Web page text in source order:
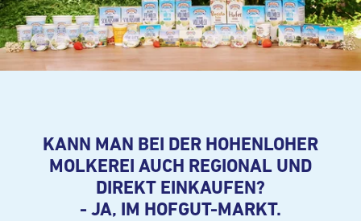
KANN MAN BEI DER HOHENLOHER
MOLKEREI AUCH REGIONAL UND
DIREKT EINKAUFEN?
- JA, IM HOFGUT-MARKT.